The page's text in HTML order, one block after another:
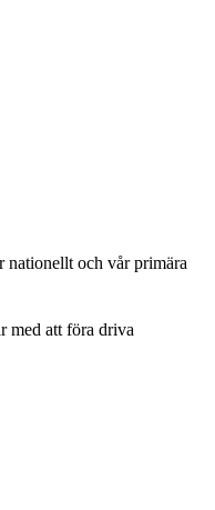
nationellt och vår primära
med att föra driva